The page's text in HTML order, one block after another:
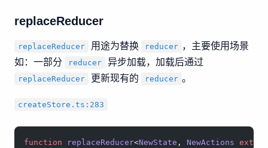
replaceReducer
replaceReducer 用途为替换 reducer ，主要使用场景
如：一部分
reducer 异步加载，加载后通过
replaceReducer 更新现有的 reducer 。
createStore.ts:283
function replaceReducer<NewState , NewActions